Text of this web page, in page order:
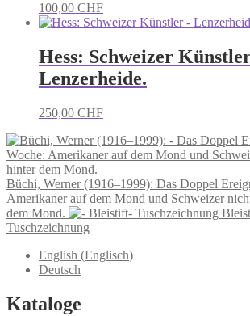
100,00 CHF
Hess: Schweizer
Lenzerheide.
250,00 CHF
Büchi, Werner (1916–1999): Das Doppel
Amerikaner auf dem Mond und Schweizer
dem Mond.
Tuschzeichnung
English (Englisch)
Deutsch
Kataloge